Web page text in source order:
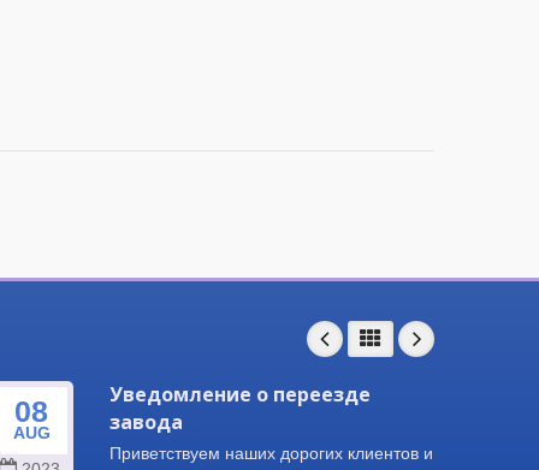
08
AUG
Уведомление о переезде
завода
Приветствуем наших дорогих клиентов и